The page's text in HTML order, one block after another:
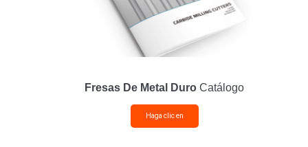
Fresas De Metal Duro Catálogo
Haga clic en